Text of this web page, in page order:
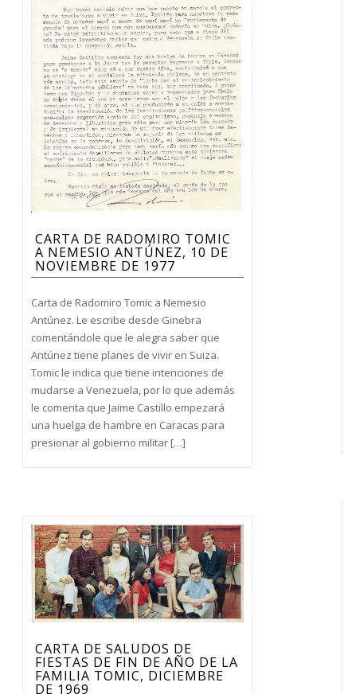
CARTA DE RADOMIRO TOMIC
A NEMESIO ANTÚNEZ, 10 DE
NOVIEMBRE DE 1977
Carta de Radomiro Tomic a Nemesio
Antúnez. Le escribe desde Ginebra
comentándole que le alegra saber que
Antúnez tiene planes de vivir en Suiza.
Tomic le indica que tiene intenciones de
mudarse a Venezuela, por lo que además
le comenta que Jaime Castillo empezará
una huelga de hambre en Caracas para
presionar al gobierno militar […]
CARTA DE SALUDOS DE
FIESTAS DE FIN DE AÑO DE LA
FAMILIA TOMIC, DICIEMBRE
DE 1969